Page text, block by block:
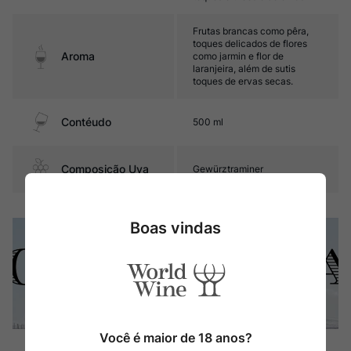
Aroma
Frutas brancas como pêra,
toques delicados de flores
como jarmin e flor de
laranjeira, além de sutis
toques de ervas secas.
Contéudo 500 ml
Composição Uva Gewürztraminer
Boas vindas
Você é maior de 18 anos?